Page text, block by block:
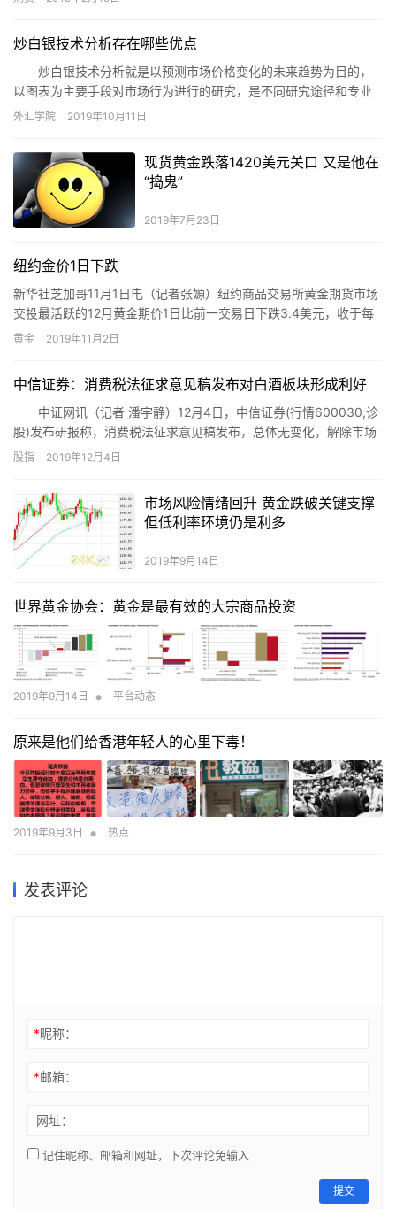
Nick Cunningham指出，随着OPEC+实行减产、越来越多产油国严
重停产导
炒白银技术分析存在哪些优点
炒白银技术分析就是以预测市场价格变化的未来趋势为目的，
以图表为主要手段对市场行为进行的研究，是不同研究途径和专业
领域的完美结合。
外汇学院 2019年10月11日
现货黄金跌落1420美元关口 又是他在
“捣鬼”
2019年7月23日
纽约金价1日下跌
新华社芝加哥11月1日电（记者张嫄）纽约商品交易所黄金期货市场
交投最活跃的12月黄金期价1日比前一交易日下跌3.4美元，收于每
盎司1511.4美元，跌幅为0.22%。 分析人士说，…
黄金 2019年11月2日
中信证券：消费税法征求意见稿发布对白酒板块形成利好
中证网讯（记者 潘宇静）12月4日，中信证券(行情600030,诊
股)发布研报称，消费税法征求意见稿发布，总体无变化，解除市场
担忧。消费税改的关注主要落在白酒板块，短期担忧消除对白酒板
股指 2019年12月4日
市场风险情绪回升 黄金跌破关键支撑
但低利率环境仍是利多
2019年9月14日
世界黄金协会：黄金是最有效的大宗商品投资
2019年9月14日 • 平台动态
原来是他们给香港年轻人的心里下毒！
2019年9月3日 • 热点
发表评论
*昵称：
*邮箱：
网址：
记住昵称、邮箱和网址，下次评论免输入
提交